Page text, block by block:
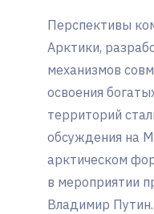
Перспективы
Арктики,
механизмов
освоения
территорий
обсуждения на
арктическом
в мероприятии
Владимир